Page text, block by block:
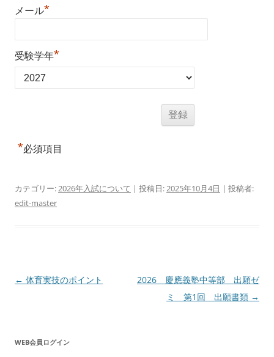
メール*
受験学年*
*必須項目
カテゴリー:2026年入試について | 投稿日:2025年10月4日 | 投稿者:
edit-master
投
ゲ
← 体育実技のポイント
2026 慶應義塾中等部 出願ゼ
ミ 第1回 出願書類 →
WEB会員ログイン